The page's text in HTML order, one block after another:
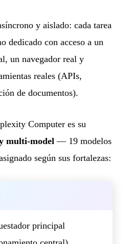
y aislado: cada tarea
dedicado con acceso a un
un navegador real y
reales (APIs,
de documentos).
Computer es su
multi-model— 19 modelos
según sus fortalezas:
principal